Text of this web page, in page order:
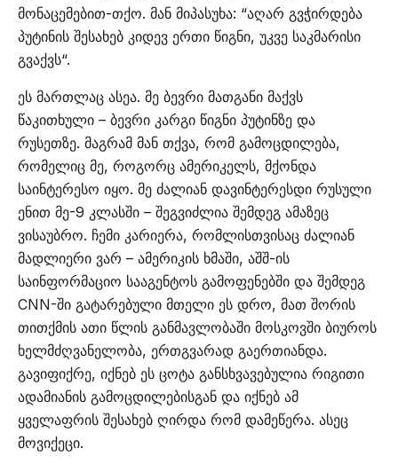
მონაცემებით-თქო. მან მიპასუხა: “აღარ გვჭირდება
პუტინის შესახებ კიდევ ერთი წიგნი, უკვე საკმარისი
გვაქვს“.
ეს მართლაც ასეა. მე ბევრი მათგანი მაქვს
წაკითხული – ბევრი კარგი წიგნი პუტინზე და
რუსეთზე. მაგრამ მან თქვა, რომ გამოცდილება,
რომელიც მე, როგორც ამერიკელს, მქონდა
საინტერესო იყო. მე ძალიან დავინტერესდი რუსული
ენით მე-9 კლასში – შეგვიძლია შემდეგ ამაზეც
ვისაუბრო. ჩემი კარიერა, რომლისთვისაც ძალიან
მადლიერი ვარ – ამერიკის ხმაში, აშშ-ის
საინფორმაციო სააგენტოს გამოფენებში და შემდეგ
CNN-ში გატარებული მთელი ეს დრო, მათ შორის
თითქმის ათი წლის განმავლობაში მოსკოვში ბიუროს
ხელმძღვანელობა, ერთგვარად გაერთიანდა.
გავიფიქრე, იქნებ ეს ცოტა განსხვავებულია რიგითი
ადამიანის გამოცდილებისგან და იქნებ ამ
ყველაფრის შესახებ ღირდა რომ დამეწერა. ასეც
მოვიქეცი.